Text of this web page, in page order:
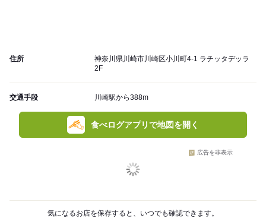
住所
神奈川県川崎市川崎区小川町4-1 ラチッタデッラ
2F
交通手段 川崎駅から388m
食べログアプリで地図を開く
広告を非表示
気になるお店を保存すると、いつでも確認できます。